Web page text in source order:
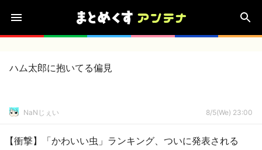
ハム太郎に抱いてる偏見
NaNじぇい 8/5(We) 23:00
【衝撃】「かわいい虫」ランキング、ついに発表される